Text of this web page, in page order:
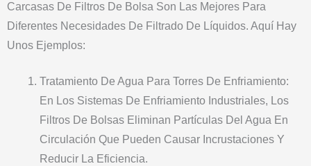
Carcasas De Filtros De Bolsa Son Las Mejores Para
Diferentes Necesidades De Filtrado De Líquidos. Aquí Hay
Unos Ejemplos:
Tratamiento De Agua Para Torres De Enfriamiento:
En Los Sistemas De Enfriamiento Industriales, Los
Filtros De Bolsas Eliminan Partículas Del Agua En
Circulación Que Pueden Causar Incrustaciones Y
Reducir La Eficiencia.